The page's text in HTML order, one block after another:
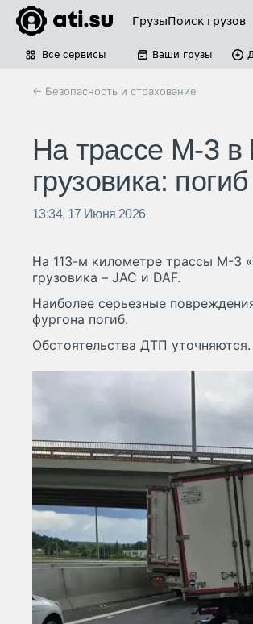
ГрузыПоиск грузов
Все сервисы Ваши грузы
← Безопасность и страхование
На трассе М-3 в
грузовика:
13:34, 17 Июня 2026
На 113-м километре трассы М-3
грузовика – JAC и DAF.
Наиболее серьезные
фургона погиб.
Обстоятельства ДТП уточняются.